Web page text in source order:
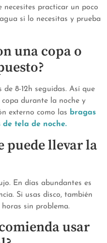
practicar un poco
si lo necesitas y prueba
una copa o
8-12h seguidas. Así que
durante la noche y
externo como las bragas
de tela de noche.
puede llevar la
En días abundantes es
Si usas disco, también
sin problema.
usar